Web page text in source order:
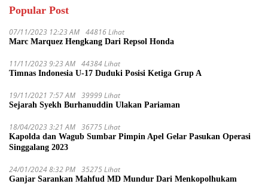
Popular Post
07/11/2023 12:23 AM 44816 Lihat
Marc Marquez Hengkang Dari Repsol Honda
11/11/2023 9:23 AM 44384 Lihat
Timnas Indonesia U-17 Duduki Posisi Ketiga Grup A
19/11/2021 7:57 AM 39999 Lihat
Sejarah Syekh Burhanuddin Ulakan Pariaman
18/04/2023 3:21 AM 36775 Lihat
Kapolda dan Wagub Sumbar Pimpin Apel Gelar Pasukan Operasi
Singgalang 2023
24/01/2024 8:32 PM 35275 Lihat
Ganjar Sarankan Mahfud MD Mundur Dari Menkopolhukam